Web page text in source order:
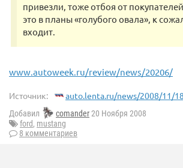
привезли, тоже отбоя от
это в планы «голубого овала», к
входит.
www.autoweek.ru/review/news/20206/
Источник: auto.lenta.ru/news/2008/11/
Добавил comander20 Ноября 2008
ford, mustang
8 комментариев